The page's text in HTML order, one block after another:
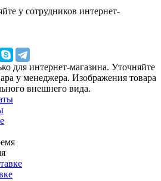
у сотрудников интернет-
для интернет-магазина. Уточняйте
у менеджера. Изображения товара
внешнего вида.